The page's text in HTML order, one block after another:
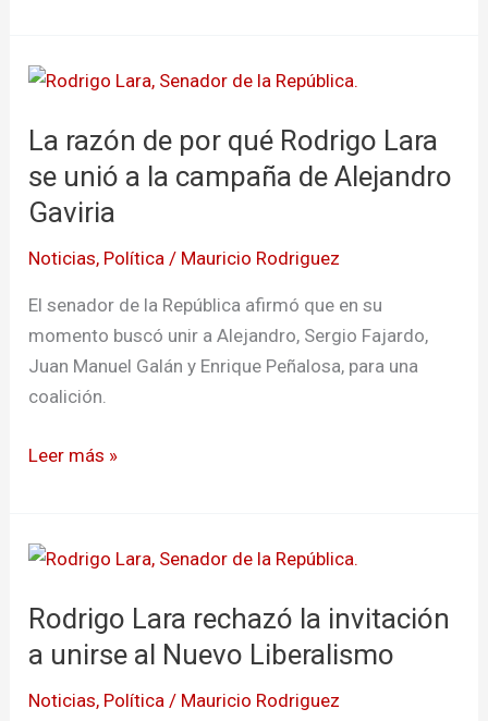
La razón de por qué Rodrigo Lara
se unió a la campaña de Alejandro
Gaviria
Noticias, Política / Mauricio Rodriguez
El senador de la República afirmó que en su
momento buscó unir a Alejandro, Sergio Fajardo,
Juan Manuel Galán y Enrique Peñalosa, para una
coalición.
La
de
por
qué
Lara
de
Leer más »
Rodrigo Lara rechazó la invitación
a unirse al Nuevo Liberalismo
Noticias, Política / Mauricio Rodriguez
Rodrigo
rechazó
la
a